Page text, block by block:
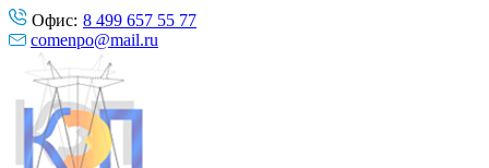
Офис: 8 499 657 55 77
comenpo@mail.ru